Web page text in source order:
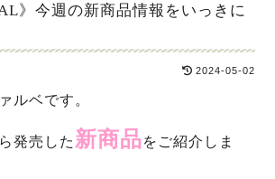
》今週の新商品情報をいっきに
2024-05-02
ルベです。
発売した 新商品 をご紹介しま